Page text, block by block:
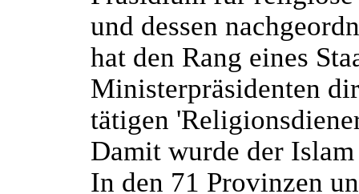
und dessen
hat den Rang eines
Ministerpräsidenten
tätigen
Damit wurde der
In den 71 Provinzen